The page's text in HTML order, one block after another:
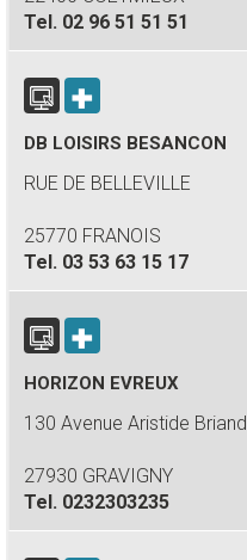
Tel. 02 96 51 51 51
DB LOISIRS BESANCON
RUE DE BELLEVILLE
25770 FRANOIS
Tel. 03 53 63 15 17
HORIZON EVREUX
130 Avenue Aristide Briand
27930 GRAVIGNY
Tel. 0232303235